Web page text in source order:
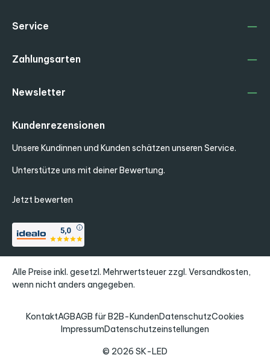
Service
Zahlungsarten
Kundenrezensionen
Unsere Kundinnen und Kunden schätzen unseren Service.
Unterstütze uns mit deiner Bewertung.
Jetzt bewerten
Newsletter
Alle Preise inkl. gesetzl. Mehrwertsteuer zzgl. Versandkosten,
wenn nicht anders angegeben.
© 2026 SK-LED
KontaktAGBAGB für B2B-KundenDatenschutzCookies
ImpressumDatenschutzeinstellungen